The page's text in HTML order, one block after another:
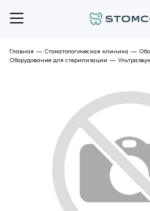
Главная — Стоматологическая клиника —
Оборудование для стерилизации —